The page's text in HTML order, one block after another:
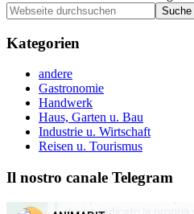
Seitenspalte
Webseite
durchsuchen
Kategorien
andere
Gastronomie
Handwerk
Haus, Garten u. Bau
Industrie u. Wirtschaft
Reisen u. Tourismus
Il nostro canale Telegram